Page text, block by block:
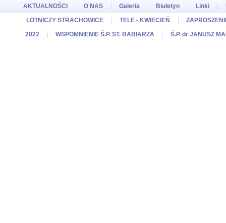
AKTUALNOŚCI O NAS Galeria Biuletyn Linki
LOTNICZY STRACHOWICE
TELE - KWIECIEŃ
2022
WSPOMNIENIE Ś.P. ST. BABIARZA Ś.P. dr JANUSZ